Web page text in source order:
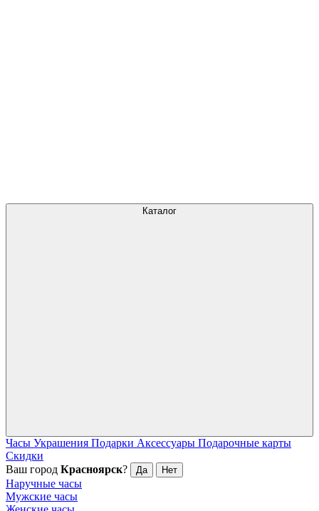
Каталог
Часы Украшения Подарки Аксессуары Подарочные карты
Скидки
Ваш город Красноярск? Да Нет
Наручные часы
Мужские часы